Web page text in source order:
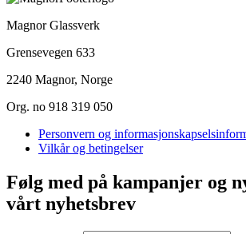
Magnor Glassverk
Grensevegen 633
2240 Magnor, Norge
Org. no 918 319 050
Personvern og
Vilkår og betingelser
Følg med på kampanjer og
vårt nyhetsbrev